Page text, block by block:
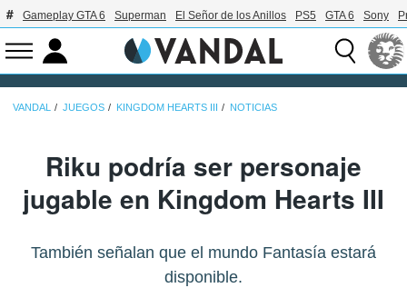
Gameplay GTA 6 Superman El Señor de los Anillos PS5 GTA 6 Sony
VANDAL JUEGOS KINGDOM HEARTS III NOTICIAS
Riku podría ser personaje
jugable en Kingdom Hearts III
También señalan que el mundo Fantasía estará
disponible.